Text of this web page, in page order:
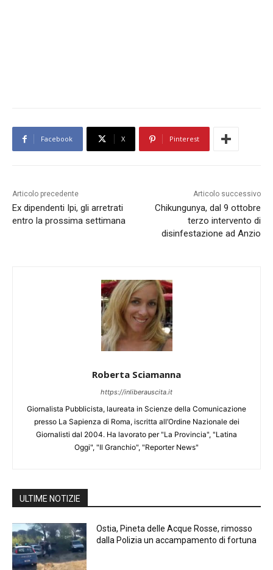
Facebook X Pinterest
Articolo precedente
Ex dipendenti Ipi, gli arretrati
entro la prossima settimana
Articolo successivo
Chikungunya, dal 9 ottobre
terzo intervento di
disinfestazione ad Anzio
Roberta Sciamanna
https://inliberauscita.it
Giornalista Pubblicista, laureata in Scienze della Comunicazione
presso La Sapienza di Roma, iscritta all’Ordine Nazionale dei
Giornalisti dal 2004. Ha lavorato per "La Provincia", "Latina
Oggi", "Il Granchio", "Reporter News"
ULTIME NOTIZIE
Ostia, Pineta delle Acque Rosse, rimosso
dalla Polizia un accampamento di fortuna